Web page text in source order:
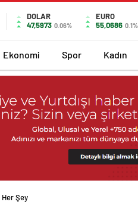
DOLAR
47,5973 0.06%
EURO
55,0686 0.1%
Ekonomi Spor Kadın
Her Şey